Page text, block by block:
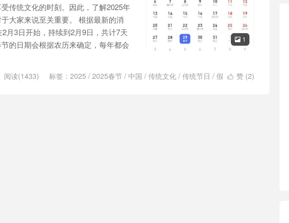
 1
传统文化的时刻。因此，了解2025年
大家来说至关重要。 根据最新的消
月3日开始，持续到2月9日，共计7天
的日期会根据农历来确定，每年都会
 赞 (2)
阅读(1433) 标签： 2025 / 2025春节 / 中国 / 传统文化 / 传统节日 / 假